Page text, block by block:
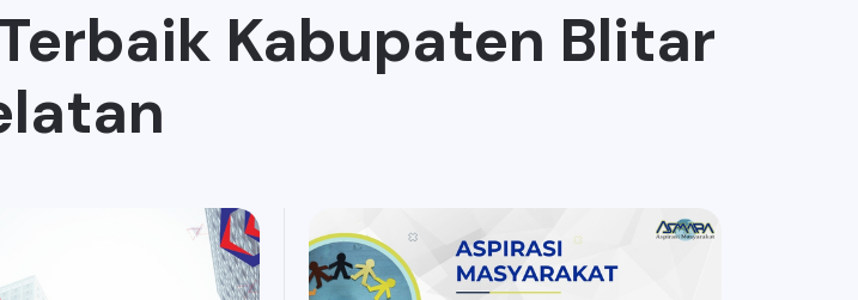
Kabupaten Blitar